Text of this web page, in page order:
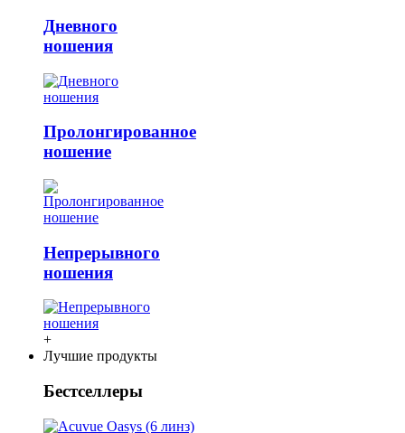
Дневного
ношения
Пролонгированное
ношение
Непрерывного
ношения
+
Лучшие продукты
Бестселлеры